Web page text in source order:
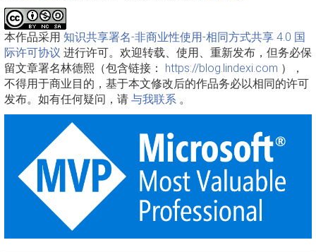
本作品采用 知识共享署名-非商业性使用-相同方式共享 4.0 国
际许可协议 进行许可。欢迎转载、使用、重新发布，但务必保
留文章署名林德熙（包含链接： https://blog.lindexi.com ），
不得用于商业目的，基于本文修改后的作品务必以相同的许可
发布。如有任何疑问，请 与我联系 。